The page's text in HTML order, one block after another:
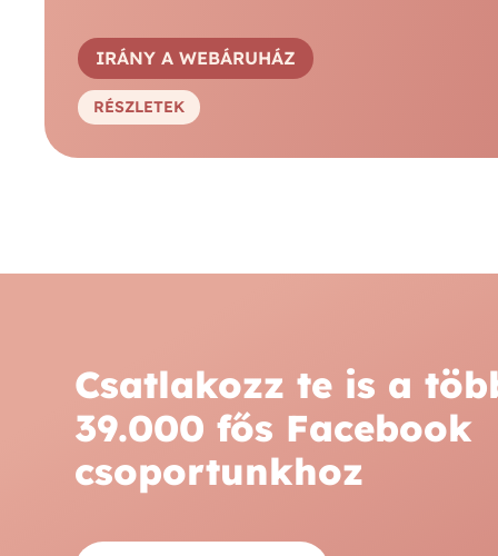
IRÁNY A WEBÁRUHÁZ
RÉSZLETEK
Csatlakozz te is a
39.000 fős Facebook
csoportunkhoz